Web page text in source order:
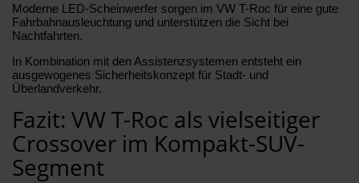
Moderne LED-Scheinwerfer sorgen im VW T-Roc für eine gute
Fahrbahnausleuchtung und unterstützen die Sicht bei
Nachtfahrten.
In Kombination mit den Assistenzsystemen entsteht ein
ausgewogenes Sicherheitskonzept für Stadt- und
Überlandverkehr.
Fazit: VW T-Roc als vielseitiger
Crossover im Kompakt-SUV-
Segment